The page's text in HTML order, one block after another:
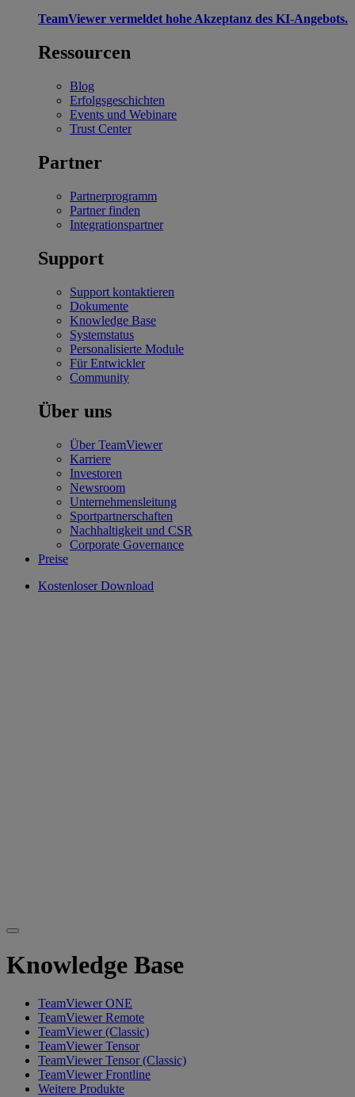
TeamViewer vermeldet hohe Akzeptanz des KI-Angebots.
Ressourcen
Blog
Erfolgsgeschichten
Events und Webinare
Trust Center
Partner
Partnerprogramm
Partner finden
Integrationspartner
Support
Support kontaktieren
Dokumente
Knowledge Base
Systemstatus
Personalisierte Module
Für Entwickler
Community
Über uns
Über TeamViewer
Karriere
Investoren
Newsroom
Unternehmensleitung
Sportpartnerschaften
Nachhaltigkeit und CSR
Corporate Governance
Preise
Kostenloser Download
Knowledge Base
TeamViewer ONE
TeamViewer Remote
TeamViewer (Classic)
TeamViewer Tensor
TeamViewer Tensor (Classic)
TeamViewer Frontline
Weitere Produkte